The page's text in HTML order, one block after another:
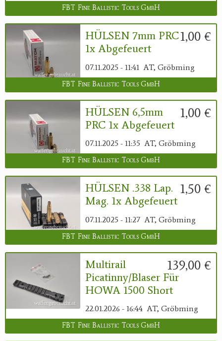
FBT Fine Ballistic Tools GmbH
1,00 €
HÜLSEN 7mm PRC
1x Abgefeuert
07.11.2025 - 11:41 AT, Gröbming
FBT Fine Ballistic Tools GmbH
1,00 €
HÜLSEN 6,5mm
PRC 1x Abgefeuert
07.11.2025 - 11:35 AT, Gröbming
FBT Fine Ballistic Tools GmbH
1,50 €
HÜLSEN .338 Lap.
Mag. 1x Abgefeuert
07.11.2025 - 11:27 AT, Gröbming
FBT Fine Ballistic Tools GmbH
139,00 €
Multirail
Picatinny/Blaser Für
HOWA 1500 Short
22.01.2026 - 16:44 AT, Gröbming
FBT Fine Ballistic Tools GmbH